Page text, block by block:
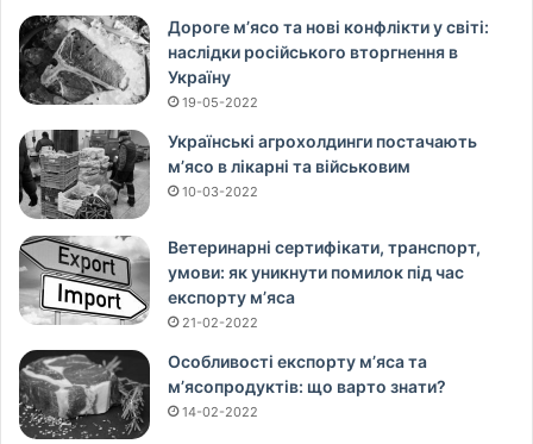
Дороге м’ясо та нові конфлікти у світі:
наслідки російського вторгнення в
Україну
19-05-2022
Українські агрохолдинги постачають
м’ясо в лікарні та військовим
10-03-2022
Ветеринарні сертифікати, транспорт,
умови: як уникнути помилок під час
експорту м’яса
21-02-2022
Особливості експорту м’яса та
м’ясопродуктів: що варто знати?
14-02-2022